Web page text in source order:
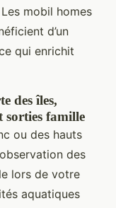
mobil homes
d’un
qui enrichit
des îles,
sorties famille
ou des hauts
des
lors de votre
aquatiques